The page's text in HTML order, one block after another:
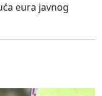
eura javnog